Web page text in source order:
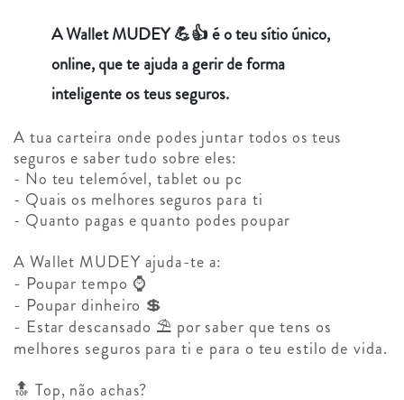
A Wallet MUDEY 💪👍 é o teu sítio único,
online, que te ajuda a gerir de forma
inteligente os teus seguros.
A tua carteira onde podes juntar todos os teus
seguros e saber tudo sobre eles:
- No teu telemóvel, tablet ou pc
- Quais os melhores seguros para ti
- Quanto pagas e quanto podes poupar
A Wallet MUDEY ajuda-te a:
- Poupar tempo ⌚
- Poupar dinheiro 💲
- Estar descansado ⛱️ por saber que tens os
melhores seguros para ti e para o teu estilo de vida.
🔝 Top, não achas?